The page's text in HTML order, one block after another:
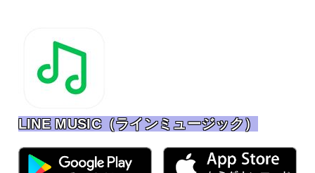
LINE MUSIC（ラインミュージック）